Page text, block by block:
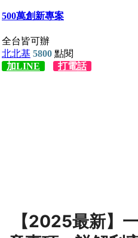
【2025最新】